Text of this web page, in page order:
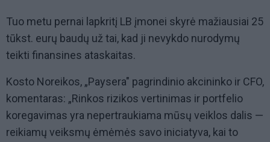
Tuo metu pernai lapkritį LB įmonei skyrė mažiausiai 25
tūkst. eurų baudų už tai, kad ji nevykdo nurodymų
teikti finansines ataskaitas.
Kosto Noreikos, „Paysera" pagrindinio akcininko ir CFO,
komentaras: „Rinkos rizikos vertinimas ir portfelio
koregavimas yra nepertraukiama mūsų veiklos dalis —
reikiamų veiksmų ėmėmės savo iniciatyva, kai to